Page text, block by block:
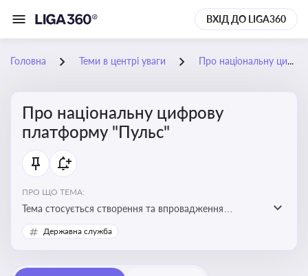
ВХІД ДО LIGA360
Головна Теми в центрі уваги Про національну цифрову платформу "Пульс"
Про національну цифрову
платформу "Пульс"
ПРО ЩО ТЕМА:
Тема стосується створення та впровадження
цифрової платформи «Пульс», яка має на меті
забезпечити ефективну, прозору і зручну взаємодію
Державна служба